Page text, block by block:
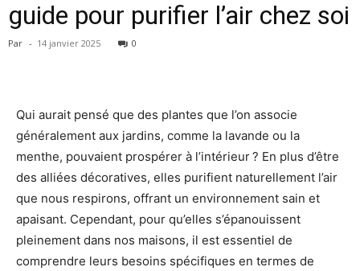
guide pour purifier l’air chez soi
Par - 14 janvier 2025 0
Qui aurait pensé que des plantes que l’on associe
généralement aux jardins, comme la lavande ou la
menthe, pouvaient prospérer à l’intérieur ? En plus d’être
des alliées décoratives, elles purifient naturellement l’air
que nous respirons, offrant un environnement sain et
apaisant. Cependant, pour qu’elles s’épanouissent
pleinement dans nos maisons, il est essentiel de
comprendre leurs besoins spécifiques en termes de